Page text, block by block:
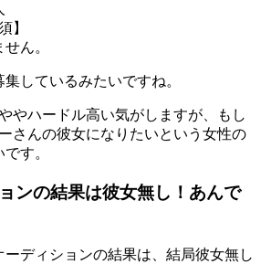
】
ん。
しているみたいですね。
やハードル高い気がしますが、もし
さんの彼女になりたいという女性の
す。
ンの結果は彼女無し！あんで
ディションの結果は、 結局彼女無し